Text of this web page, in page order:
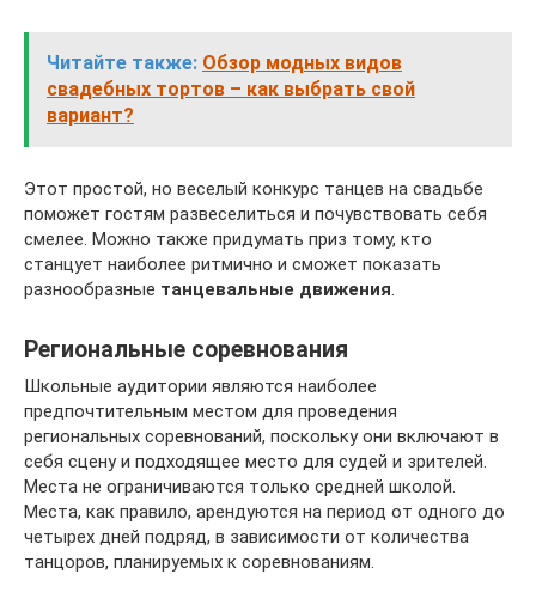
Читайте также: Обзор модных видов
свадебных тортов – как выбрать свой
вариант?
Этот простой, но веселый конкурс танцев на свадьбе
поможет гостям развеселиться и почувствовать себя
смелее. Можно также придумать приз тому, кто
станцует наиболее ритмично и сможет показать
разнообразные танцевальные движения.
Региональные соревнования
Школьные аудитории являются наиболее
предпочтительным местом для проведения
региональных соревнований, поскольку они включают в
себя сцену и подходящее место для судей и зрителей.
Места не ограничиваются только средней школой.
Места, как правило, арендуются на период от одного до
четырех дней подряд, в зависимости от количества
танцоров, планируемых к соревнованиям.